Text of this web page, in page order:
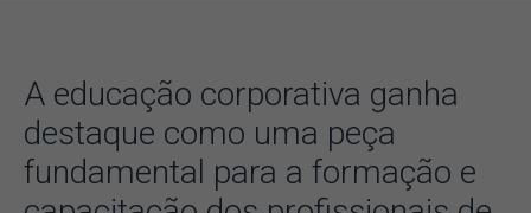
A educação corporativa ganha
destaque como uma peça
fundamental para a formação e